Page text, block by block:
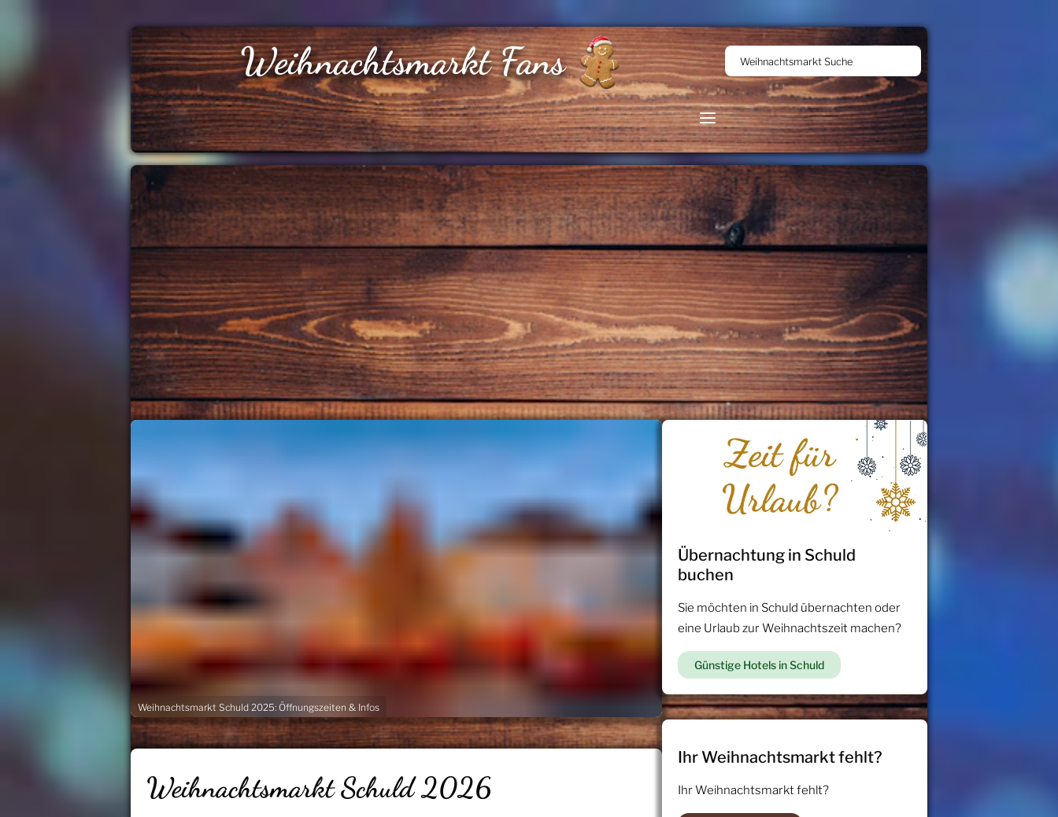
Weihnachtsmarkt Fans Weihnachtsmarkt Suche
Weihnachtsmarkt Schuld 2025: Öffnungszeiten & Infos
Weihnachtsmarkt Schuld 2026
Übernachtung in Schuld
buchen
Sie möchten in Schuld übernachten oder
eine Urlaub zur Weihnachtszeit machen?
Günstige Hotels in Schuld
Ihr Weihnachtsmarkt fehlt?
Ihr Weihnachtsmarkt fehlt?